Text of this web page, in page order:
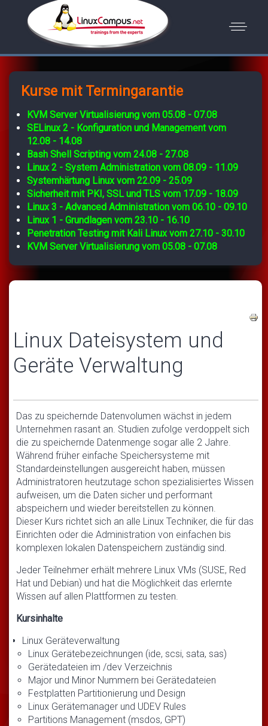
Kurse mit Termingarantie
KVM Server Virtualisierung vom 05.08 - 07.08
SELinux 2 - Konfiguration und Management vom
12.08 - 14.08
Bash Shell Scripting vom 24.08 - 27.08
Linux 2 - System Administration vom 08.09 - 11.09
Systemhärtung Linux vom 22.09 - 25.09
Sicherheit mit PKI, SSL und TLS vom 17.09 - 18.09
Linux 3 - Advanced Administration vom 06.10 - 09.10
Linux 1 - Grundlagen vom 23.10 - 16.10
Penetration Testing mit Kali Linux vom 27.10 - 30.10
KVM Server Virtualisierung vom 05.08 - 07.08
Linux Dateisystem und
Geräte Verwaltung
Das zu speichernde Datenvolumen wächst in jedem
Unternehmen rasant an. Studien zufolge verdoppelt sich
die zu speichernde Datenmenge sogar alle 2 Jahre.
Während früher einfache Speichersysteme mit
Standardeinstellungen ausgereicht haben, müssen
Administratoren heutzutage schon spezialisiertes Wissen
aufweisen, um die Daten sicher und performant
abspeichern und wieder bereitstellen zu können.
Dieser Kurs richtet sich an alle Linux Techniker, die für das
Einrichten oder die Administration von einfachen bis
komplexen lokalen Datenspeichern zuständig sind.
Jeder Teilnehmer erhält mehrere Linux VMs (SUSE, Red
Hat und Debian) und hat die Möglichkeit das erlernte
Wissen auf allen Plattformen zu testen.
Kursinhalte
Linux Geräteverwaltung
Linux Gerätebezeichnungen (ide, scsi, sata, sas)
Gerätedateien im /dev Verzeichnis
Major und Minor Nummern bei Gerätedateien
Festplatten Partitionierung und Design
Linux Gerätemanager und UDEV Rules
Partitions Management (msdos, GPT)